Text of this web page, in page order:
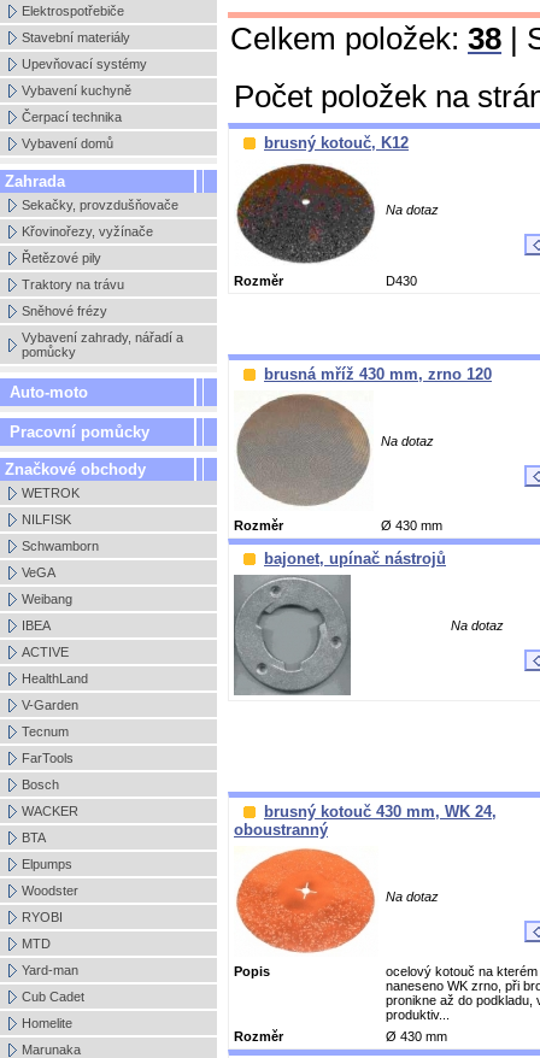
Elektrospotřebiče
Stavební materiály
Upevňovací systémy
Vybavení kuchyně
Čerpací technika
Vybavení domů
Zahrada
Sekačky, provzdušňovače
Křovinořezy, vyžínače
Řetězové pily
Traktory na trávu
Sněhové frézy
Vybavení zahrady, nářadí a
pomůcky
Auto-moto
Pracovní pomůcky
Značkové obchody
WETROK
NILFISK
Schwamborn
VeGA
Weibang
IBEA
ACTIVE
HealthLand
V-Garden
Tecnum
FarTools
Bosch
WACKER
BTA
Elpumps
Woodster
RYOBI
MTD
Yard-man
Cub Cadet
Homelite
Marunaka
Celkem položek: 38 |
Počet položek na
brusný kotouč, K12
Na dotaz
Rozměr D430
brusná mříž 430 mm, zrno 120
Na dotaz
Rozměr Ø 430 mm
bajonet, upínač nástrojů
Na dotaz
brusný kotouč 430 mm, WK 24,
oboustranný
Na dotaz
Popis
ocelový kotouč na kterém
naneseno WK zrno, při
pronikne až do podkladu,
produktiv...
Rozměr
Ø 430 mm